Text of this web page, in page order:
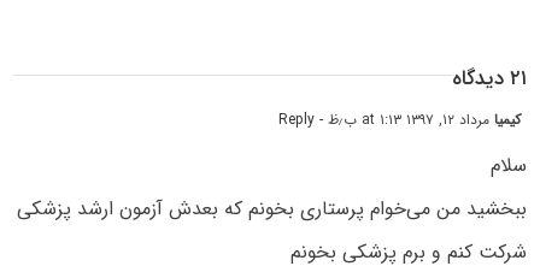
۲۱ دیدگاه
کیمیامرداد ۱۲, ۱۳۹۷ at ۱:۱۳ ب٫ظ - Reply
سلام
ببخشید من می‌خوام پرستاری بخونم که بعدش آزمون ارشد پزشکی
شرکت کنم و برم پزشکی بخونم